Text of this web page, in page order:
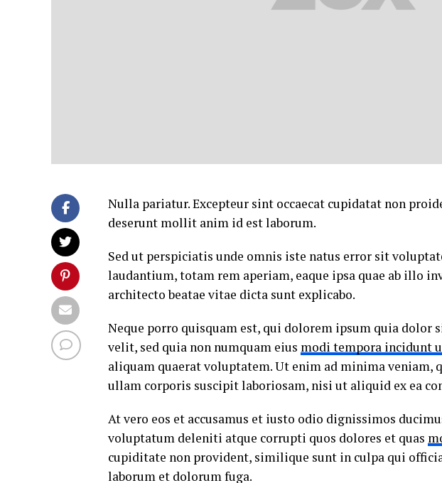
Nulla pariatur. Excepteur sint occaecat cupidatat non
deserunt mollit anim id est laborum.
Sed ut perspiciatis unde omnis iste natus error sit
laudantium, totam rem aperiam, eaque ipsa quae ab illo
architecto beatae vitae dicta sunt explicabo.
Neque porro quisquam est, qui dolorem ipsum quia dolor
velit, sed quia non numquam eius modi tempora incidunt
aliquam quaerat voluptatem. Ut enim ad minima veniam,
ullam corporis suscipit laboriosam, nisi ut aliquid ex ea
At vero eos et accusamus et iusto odio dignissimos
voluptatum deleniti atque corrupti quos dolores et quas
cupiditate non provident, similique sunt in culpa qui
laborum et dolorum fuga.